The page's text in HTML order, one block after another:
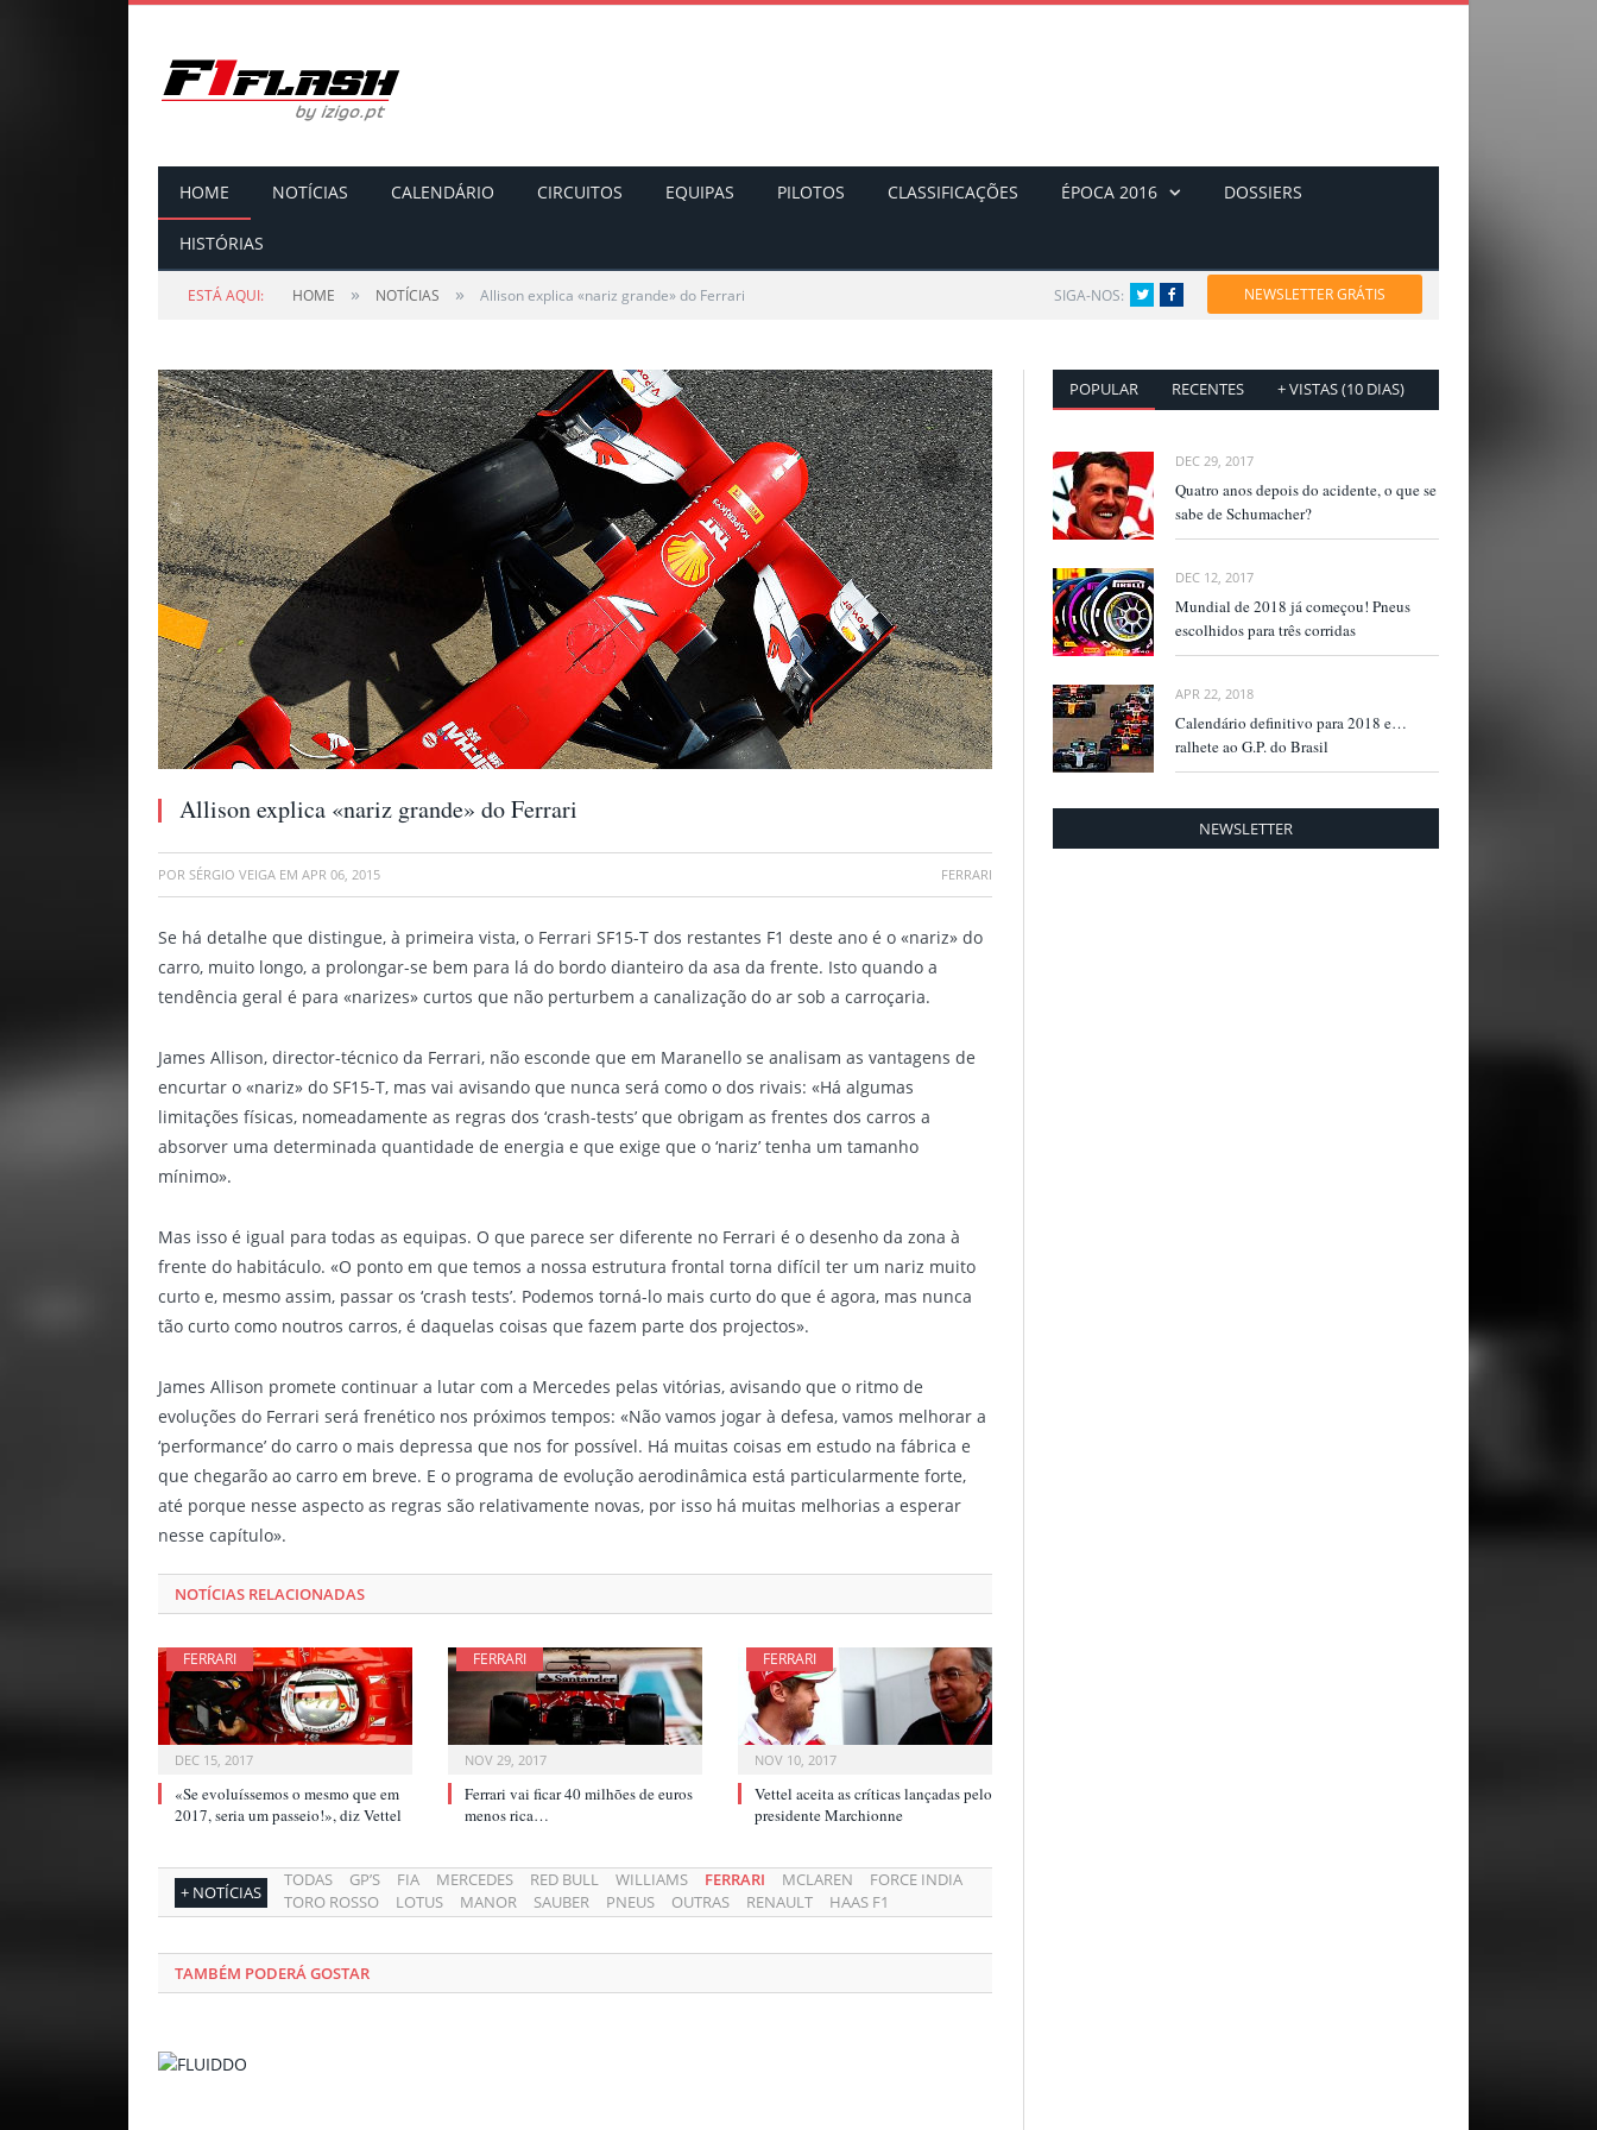
HOME NOTÍCIAS CALENDÁRIO CIRCUITOS EQUIPAS PILOTOS CLASSIFICAÇÕES ÉPOCA 2016 DOSSIERS
HISTÓRIAS
ESTÁ AQUI: HOME » NOTÍCIAS » Allison explica «nariz grande» do Ferrari SIGA-NOS: TwitterFacebook NEWSLETTER GRÁTIS
Allison explica «nariz grande» do Ferrari
POR SÉRGIO VEIGA EM APR 06, 2015 FERRARI
Se há detalhe que distingue, à primeira vista, o Ferrari SF15-T dos restantes F1 deste ano é o «nariz» do
carro, muito longo, a prolongar-se bem para lá do bordo dianteiro da asa da frente. Isto quando a
tendência geral é para «narizes» curtos que não perturbem a canalização do ar sob a carroçaria.
James Allison, director-técnico da Ferrari, não esconde que em Maranello se analisam as vantagens de
encurtar o «nariz» do SF15-T, mas vai avisando que nunca será como o dos rivais: «Há algumas
limitações físicas, nomeadamente as regras dos ‘crash-tests’ que obrigam as frentes dos carros a
absorver uma determinada quantidade de energia e que exige que o ‘nariz’ tenha um tamanho
mínimo».
Mas isso é igual para todas as equipas. O que parece ser diferente no Ferrari é o desenho da zona à
frente do habitáculo. «O ponto em que temos a nossa estrutura frontal torna difícil ter um nariz muito
curto e, mesmo assim, passar os ‘crash tests’. Podemos torná-lo mais curto do que é agora, mas nunca
tão curto como noutros carros, é daquelas coisas que fazem parte dos projectos».
James Allison promete continuar a lutar com a Mercedes pelas vitórias, avisando que o ritmo de
evoluções do Ferrari será frenético nos próximos tempos: «Não vamos jogar à defesa, vamos melhorar a
‘performance’ do carro o mais depressa que nos for possível. Há muitas coisas em estudo na fábrica e
que chegarão ao carro em breve. E o programa de evolução aerodinâmica está particularmente forte,
até porque nesse aspecto as regras são relativamente novas, por isso há muitas melhorias a esperar
nesse capítulo».
NOTÍCIAS RELACIONADAS
FERRARI
DEC 15, 2017
«Se evoluíssemos o mesmo que em
2017, seria um passeio!», diz Vettel
FERRARI
NOV 29, 2017
Ferrari vai ficar 40 milhões de euros
menos rica…
FERRARI
NOV 10, 2017
Vettel aceita as críticas lançadas pelo
presidente Marchionne
+ NOTÍCIAS
TODAS GP’S FIA MERCEDES RED BULL WILLIAMS FERRARI MCLAREN
FORCE INDIA
TORO ROSSO
LOTUS MANOR SAUBER PNEUS OUTRAS RENAULT HAAS F1
TAMBÉM PODERÁ GOSTAR
POPULAR RECENTES + VISTAS (10 DIAS)
DEC 29, 2017
Quatro anos depois do acidente, o que se
sabe de Schumacher?
DEC 12, 2017
Mundial de 2018 já começou! Pneus
escolhidos para três corridas
APR 22, 2018
Calendário definitivo para 2018 e…
ralhete ao G.P. do Brasil
NEWSLETTER